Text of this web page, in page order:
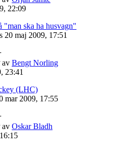
22:09
"man ska ha husvagn"
20 maj 2009, 17:51
av Bengt Norling
23:41
(LHC)
mar 2009, 17:55
av Oskar Bladh